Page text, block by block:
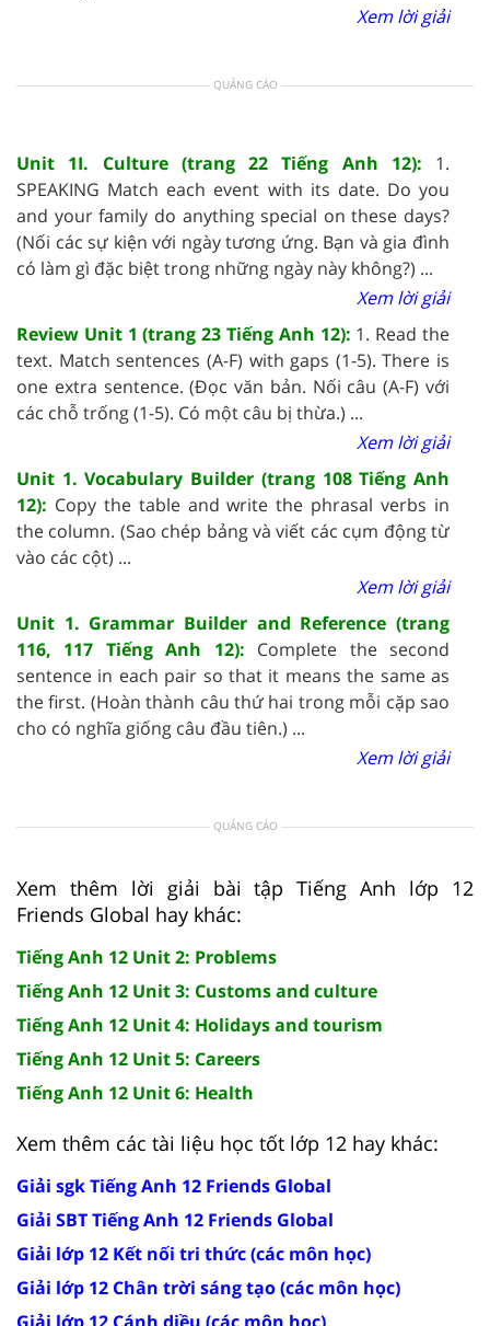
Xem lời giải
QUẢNG CÁO
Unit 1I. Culture (trang 22 Tiếng Anh 12): 1.
SPEAKING Match each event with its date. Do you
and your family do anything special on these days?
(Nối các sự kiện với ngày tương ứng. Bạn và gia đình
có làm gì đặc biệt trong những ngày này không?) ...
Xem lời giải
Review Unit 1 (trang 23 Tiếng Anh 12): 1. Read the
text. Match sentences (A-F) with gaps (1-5). There is
one extra sentence. (Đọc văn bản. Nối câu (A-F) với
các chỗ trống (1-5). Có một câu bị thừa.) ...
Xem lời giải
Unit 1. Vocabulary Builder (trang 108 Tiếng Anh
12): Copy the table and write the phrasal verbs in
the column. (Sao chép bảng và viết các cụm động từ
vào các cột) ...
Xem lời giải
Unit 1. Grammar Builder and Reference (trang
116, 117 Tiếng Anh 12): Complete the second
sentence in each pair so that it means the same as
the first. (Hoàn thành câu thứ hai trong mỗi cặp sao
cho có nghĩa giống câu đầu tiên.) ...
Xem lời giải
QUẢNG CÁO
Xem thêm lời giải bài tập Tiếng Anh lớp 12
Friends Global hay khác:
Tiếng Anh 12 Unit 2: Problems
Tiếng Anh 12 Unit 3: Customs and culture
Tiếng Anh 12 Unit 4: Holidays and tourism
Tiếng Anh 12 Unit 5: Careers
Tiếng Anh 12 Unit 6: Health
Xem thêm các tài liệu học tốt lớp 12 hay khác:
Giải sgk Tiếng Anh 12 Friends Global
Giải SBT Tiếng Anh 12 Friends Global
Giải lớp 12 Kết nối tri thức (các môn học)
Giải lớp 12 Chân trời sáng tạo (các môn học)